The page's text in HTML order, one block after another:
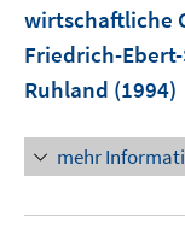
wirtschaftliche
Friedrich-
Ruhland (1994)
mehr